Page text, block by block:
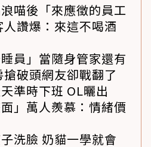
喵後「來應徵的員工
讚爆：來這不喝酒
員」當隨身管家還有
破頭網友卻戰翻了
準時下班 OL曬出
面」萬人羨慕：情緒價
洗臉 奶貓一學就會